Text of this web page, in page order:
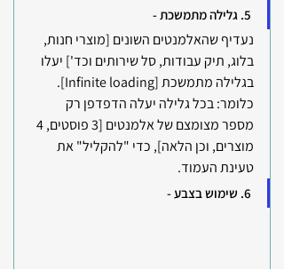
5. גלילה מתמשכת -
נעדיף שהאלמנטים השונים [מוצרי חנות,
בלוג, תיק עבודות, סל שירותים וכד'] יעלו
בגלילה מתמשכת [Infinite loading].
כלומר: בכל גלילה יעלה הדפדפן רק
מוצרים, וכן הלאה], כדי "להקליל" את
טעינת העמוד.
6. שימוש בצבע -